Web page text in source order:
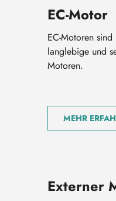
EC-Motor
EC-Motoren
langlebige und
Motoren.
MEHR
Externer